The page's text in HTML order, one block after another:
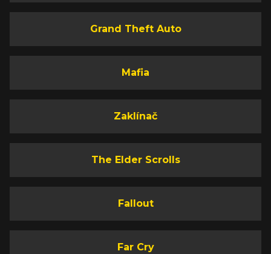
Grand Theft Auto
Mafia
Zaklínač
The Elder Scrolls
Fallout
Far Cry